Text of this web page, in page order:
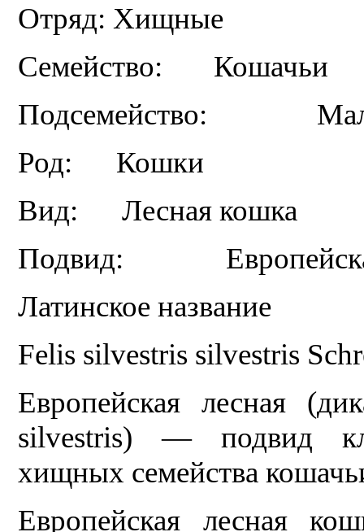
Отряд: Хищные
Семейство: Кошачьи
Подсемейство:
Род: Кошки
Вид: Лесная кошка
Подвид: Европейская
Латинское название
Felis silvestris silvestris
Европейская лесная
silvestris) — подвид
хищных семейства
Европейская лесная